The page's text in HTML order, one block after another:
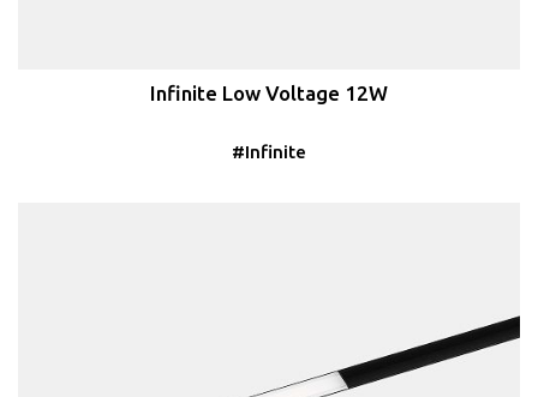
Infinite Low Voltage 12W
#Infinite